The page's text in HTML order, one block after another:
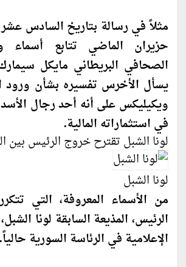
مثلاً في رسالة بتاريخ السادس
حزيران الماضي تتابع أسماء
الصحافي البريطاني مايكل
يسأل الأخرس تفسيره بشأن ورود
ويكيليكس على أنه أحد رجال
في استثماراته المالية.
لونا الشبل تقترح خروج الرئيس بين
لونا الشبل
من الأسماء المعروفة، التي
الرئيس، المذيعة السابقة لونا
الإعلامية في الرئاسة السورية حالياً.